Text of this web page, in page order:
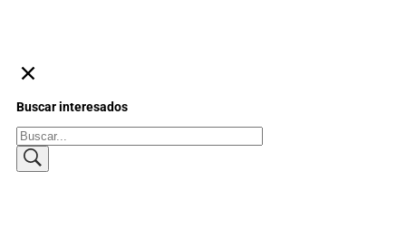
Buscar interesados
Buscar